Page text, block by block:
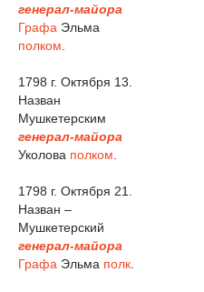
генерал-майора
Графа Эльма
полком
1798 г. Октября 13.
Назван
Мушкетерским
генерал-майора
Уколова полком
1798 г. Октября 21.
Назван –
Мушкетерский
генерал-майора
Графа Эльма полк